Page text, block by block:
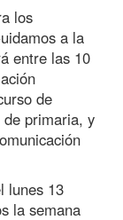
los
a la
entre las 10
de
de primaria, y
lunes 13
la semana